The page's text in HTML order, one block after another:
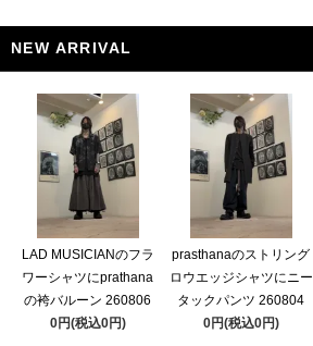
NEW ARRIVAL
LAD MUSICIANのフラ
ワーシャツにprathana
の袴バルーン 260806
0円(税込0円)
prasthanaのストリング
ロウエッジシャツにニー
タックパンツ 260804
0円(税込0円)